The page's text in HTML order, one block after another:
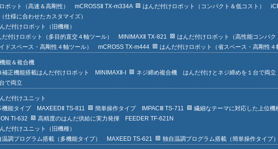
ボット（高速＆高剛性） mCROSSⅡ TX-m334A
はんだ付けロボット（コンパクト＆低コスト）
仕様に合わせたカスタマイズ）
だ付けロボット（旧機種）
だ付けロボット（多目的直交４軸ツール） MINIMAXⅡ TX-821
はんだ付けロボット（高性能コンパ
ドスペース・高剛性４軸ツール） mCROSS TX-m444
はんだ付けロボット（省スペース・高剛性
能＆複合機
補正機能搭載はんだ付けロボット MINIMAXⅡ-I
ネジ締め複合機 はんだ付けとネジ締めを１台で両立
で両立
だ付けユニット
機能タイプ MAXEEDⅡ TS-811
簡単操作タイプ IMPACⅢ TS-711 繊細なテーマに対応した上位
TI-632
高精度のはんだ供給に実力発揮 FEEDER TF-621N
だ付けユニット（旧機種）
温調プログラム搭載（多機能タイプ） MAXEED TS-621
独自温調プログラム搭載（簡単操作タイプ